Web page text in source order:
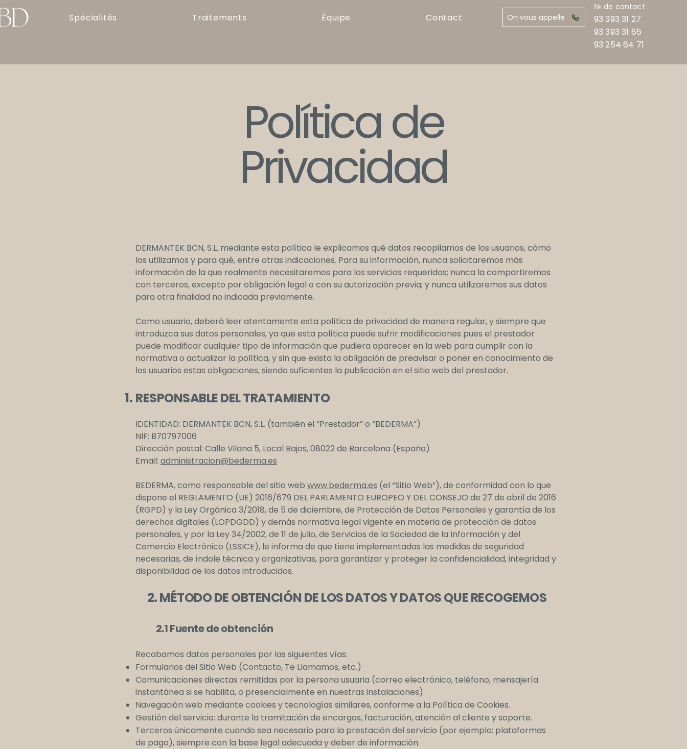
Spécialités Traitements Équipe Contact On vous appelle
№ de contact
93 393 31 27
93 393 31 65
93 254 64 71
Política de
Privacidad
DERMANTEK BCN, S.L. mediante esta política le explicamos qué datos recopilamos de los usuarios, cómo
los utilizamos y para qué, entre otras indicaciones. Para su información, nunca solicitaremos más
información de la que realmente necesitaremos para los servicios requeridos; nunca la compartiremos
con terceros, excepto por obligación legal o con su autorización previa; y nunca utilizaremos sus datos
para otra finalidad no indicada previamente.
Como usuario, deberá leer atentamente esta política de privacidad de manera regular, y siempre que
introduzca sus datos personales, ya que esta política puede sufrir modificaciones pues el prestador
puede modificar cualquier tipo de información que pudiera aparecer en la web para cumplir con la
normativa o actualizar la política, y sin que exista la obligación de preavisar o poner en conocimiento de
los usuarios estas obligaciones, siendo suficientes la publicación en el sitio web del prestador.
RESPONSABLE DEL TRATAMIENTO
IDENTIDAD: DERMANTEK BCN, S.L. (también el “Prestador” o “BEDERMA”)
NIF: B70797006
Dirección postal: Calle Vilana 5, Local Bajos, 08022 de Barcelona (España)
Email: administracion@bederma.es
BEDERMA, como responsable del sitio web www.bederma.es (el “Sitio Web”), de conformidad con lo que
dispone el REGLAMENTO (UE) 2016/679 DEL PARLAMENTO EUROPEO Y DEL CONSEJO de 27 de abril de 2016
(RGPD) y la Ley Orgánica 3/2018, de 5 de diciembre, de Protección de Datos Personales y garantía de los
derechos digitales (LOPDGDD) y demás normativa legal vigente en materia de protección de datos
personales, y por la Ley 34/2002, de 11 de julio, de Servicios de la Sociedad de la Información y del
Comercio Electrónico (LSSICE), le informa de que tiene implementadas las medidas de seguridad
necesarias, de índole técnica y organizativas, para garantizar y proteger la confidencialidad, integridad y
disponibilidad de los datos introducidos.
2. MÉTODO DE OBTENCIÓN DE LOS DATOS Y DATOS QUE RECOGEMOS
2.1 Fuente de obtención
Recabamos datos personales por las siguientes vías:
Formularios del Sitio Web (Contacto, Te Llamamos, etc.)
Comunicaciones directas remitidas por la persona usuaria (correo electrónico, teléfono, mensajería
instantánea si se habilita, o presencialmente en nuestras instalaciones).
Navegación web mediante cookies y tecnologías similares, conforme a la Política de Cookies.
Gestión del servicio: durante la tramitación de encargos, facturación, atención al cliente y soporte.
Terceros únicamente cuando sea necesario para la prestación del servicio (por ejemplo: plataformas
de pago), siempre con la base legal adecuada y deber de información.